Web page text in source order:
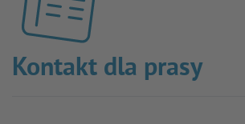
Kontakt dla prasy